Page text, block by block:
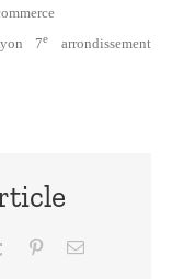
7e
arrondissement
Tumblr PinterestEmail